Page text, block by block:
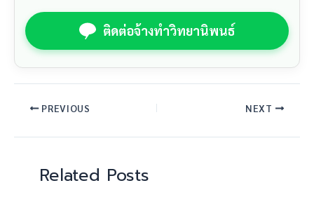
ติดต่อจ้างทำวิทยานิพนธ์
PREVIOUS NEXT
Related Posts